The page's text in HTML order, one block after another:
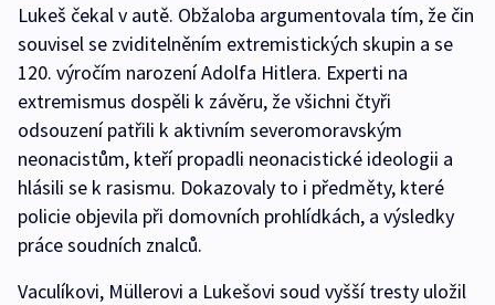
Lukeš čekal v autě. Obžaloba argumentovala tím, že čin
souvisel se zviditelněním extremistických skupin a se
120. výročím narození Adolfa Hitlera. Experti na
extremismus dospěli k závěru, že všichni čtyři
odsouzení patřili k aktivním severomoravským
neonacistům, kteří propadli neonacistické ideologii a
hlásili se k rasismu. Dokazovaly to i předměty, které
policie objevila při domovních prohlídkách, a výsledky
práce soudních znalců.
Vaculíkovi, Müllerovi a Lukešovi soud vyšší tresty uložil